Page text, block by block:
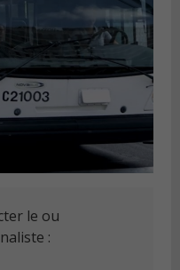
le ou
: